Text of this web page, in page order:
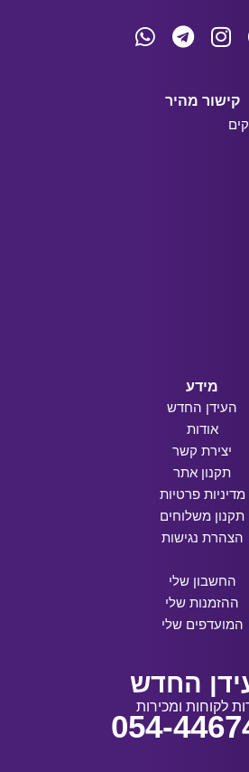
קישור מהיר
מידע
העידן החדש
אודות
יצירת קשר
תקנון אתר
מדיניות פרטיות
תקנון משלוחים
הצהרת נגישות
החשבון שלי
ההזמנות שלי
המועדפים שלי
החדש
לקוחות ומכירות
054-